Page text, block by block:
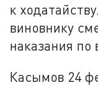
к
виновнику
наказания по
Касымов 24